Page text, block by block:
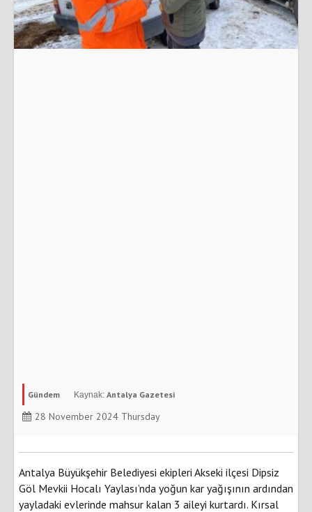
Gündem Antalya Gazetesi
28 November 2024 Thursday
Antalya Büyükşehir Belediyesi ekipleri Akseki ilçesi Dipsiz
Göl Mevkii Hocalı Yaylası’nda yoğun kar yağışının ardından
yayladaki evlerinde mahsur kalan 3 aileyi kurtardı. Kırsal